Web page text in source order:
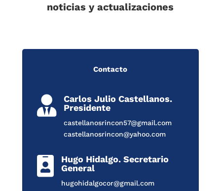
noticias y actualizaciones
Contacto

Carlos Julio Castellanos.
Presidente
castellanosrincon57@gmail.com
castellanosrincon@yahoo.com

Hugo Hidalgo. Secretario
General
hugohidalgocor@gmail.com